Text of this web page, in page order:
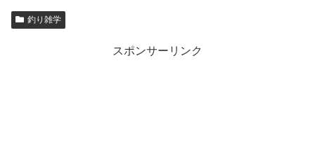
釣り雑学
スポンサーリンク